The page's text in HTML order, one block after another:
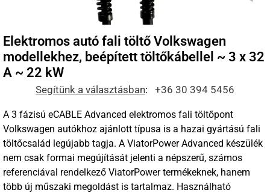
Elektromos autó fali töltő Volkswagen
modellekhez, beépített töltőkábellel ~ 3 x 32
A ~ 22 kW
Segítünk a választásban: +36 30 394 5456
A 3 fázisú eCABLE Advanced elektromos fali töltőpont
Volkswagen autókhoz ajánlott típusa is a hazai gyártású fali
töltőcsalád legújabb tagja. A ViatorPower Advanced készülék
nem csak formai megújítását jelenti a népszerű, számos
referenciával rendelkező ViatorPower termékeknek, hanem
több új műszaki megoldást is tartalmaz. Használható